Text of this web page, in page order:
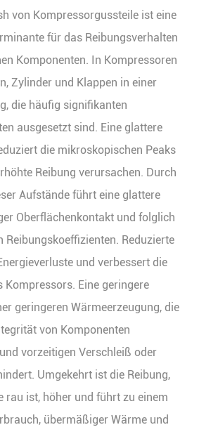
von Kompressorgussteile ist eine
für das Reibungsverhalten
Komponenten. In Kompressoren
Zylinder und Klappen in einer
die häufig signifikanten
ausgesetzt sind. Eine glattere
die mikroskopischen Peaks
Reibung verursachen. Durch
Aufstände führt eine glattere
Oberflächenkontakt und folglich
Reibungskoeffizienten. Reduzierte
und verbessert die
Kompressors. Eine geringere
geringeren Wärmeerzeugung, die
von Komponenten
vorzeitigen Verschleiß oder
Umgekehrt ist die Reibung,
rau ist, höher und führt zu einem
übermäßiger Wärme und